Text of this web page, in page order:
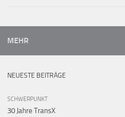
MEHR
NEUESTE BEITRÄGE
SCHWERPUNKT
30 Jahre TransX